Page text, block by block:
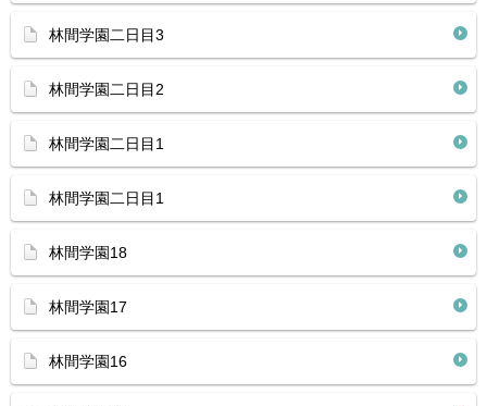
林間学園二日目3
林間学園二日目2
林間学園二日目1
林間学園二日目1
林間学園18
林間学園17
林間学園16